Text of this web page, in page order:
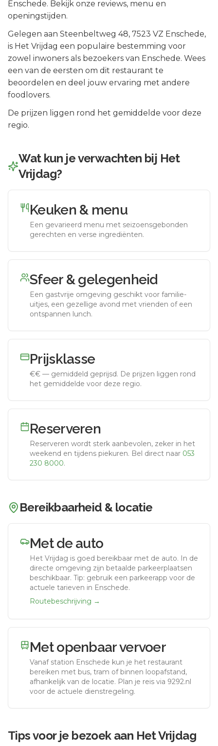
Enschede. Bekijk onze reviews, menu en
openingstijden.
Gelegen aan Steenbeltweg 48, 7523 VZ Enschede,
is Het Vrijdag een populaire bestemming voor
zowel inwoners als bezoekers van Enschede. Wees
een van de eersten om dit restaurant te
beoordelen en deel jouw ervaring met andere
foodlovers.
De prijzen liggen rond het gemiddelde voor deze
regio.
Wat kun je verwachten bij Het
Vrijdag?
Keuken & menu
Een gevarieerd menu met seizoensgebonden
gerechten en verse ingrediënten.
Sfeer & gelegenheid
Een gastvrije omgeving geschikt voor familie-
uitjes, een gezellige avond met vrienden of een
ontspannen lunch.
Prijsklasse
€€ — gemiddeld geprijsd. De prijzen liggen rond
het gemiddelde voor deze regio.
Reserveren
Reserveren wordt sterk aanbevolen, zeker in het
weekend en tijdens piekuren. Bel direct naar 053
230 8000.
Bereikbaarheid & locatie
Met de auto
Het Vrijdag is goed bereikbaar met de auto. In de
directe omgeving zijn betaalde parkeerplaatsen
beschikbaar. Tip: gebruik een parkeerapp voor de
actuele tarieven in Enschede.
Routebeschrijving →
Met openbaar vervoer
Vanaf station Enschede kun je het restaurant
bereiken met bus, tram of binnen loopafstand,
afhankelijk van de locatie. Plan je reis via 9292.nl
voor de actuele dienstregeling.
Tips voor je bezoek aan Het Vrijdag